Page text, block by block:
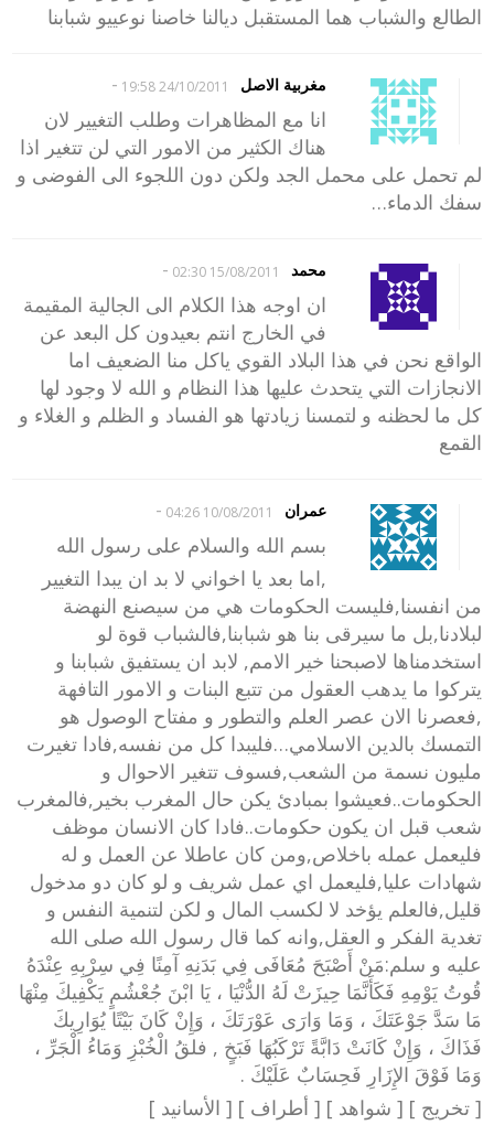
الطالع والشباب هما المستقبل ديالنا خاصنا نوعييو شبابنا
مغربية الاصل 24/10/2011 19:58
-
انا مع المظاهرات وطلب التغيير لان
هناك الكثير من الامور التي لن تتغير اذا
لم تحمل على محمل الجد ولكن دون اللجوء الى الفوضى و
سفك الدماء…
محمد 15/08/2011 02:30
-
ان اوجه هذا الكلام الى الجالية المقيمة
في الخارج انتم بعيدون كل البعد عن
الواقع نحن في هذا البلاد القوي ياكل منا الضعيف اما
الانجازات التي يتحدث عليها هذا النظام و الله لا وجود لها
كل ما لحظنه و لتمسنا زيادتها هو الفساد و الظلم و الغلاء و
القمع
عمران 10/08/2011 04:26
-
بسم الله والسلام على رسول الله
,اما بعد يا اخواني لا بد ان يبدا التغيير
من انفسنا,فليست الحكومات هي من سيصنع النهضة
لبلادنا,بل ما سيرقى بنا هو شبابنا,فالشباب قوة لو
استخدمناها لاصبحنا خير الامم, لابد ان يستفيق شبابنا و
يتركوا ما يدهب العقول من تتبع البنات و الامور التافهة
,فعصرنا الان عصر العلم والتطور و مفتاح الوصول هو
التمسك بالدين الاسلامي…فليبدا كل من نفسه,فادا تغيرت
مليون نسمة من الشعب,فسوف تتغير الاحوال و
الحكومات..فعيشوا بمبادئ يكن حال المغرب بخير,فالمغرب
شعب قبل ان يكون حكومات..فادا كان الانسان موظف
فليعمل عمله باخلاص,ومن كان عاطلا عن العمل و له
شهادات عليا,فليعمل اي عمل شريف و لو كان دو مدخول
قليل,فالعلم يؤخد لا لكسب المال و لكن لتنمية النفس و
تغدية الفكر و العقل,وانه كما قال رسول الله صلى الله
عليه و سلم:مَنْ أَصْبَحَ مُعَافَى فِي بَدَنِهِ آمِنًا فِي سِرْبِهِ عِنْدَهُ
قُوتُ يَوْمِهِ فَكَأَنَّمَا حِيزَتْ لَهُ الدُّنْيَا ، يَا ابْنَ جُعْشُمٍ يَكْفِيكَ مِنْهَا
مَا سَدَّ جَوْعَتَكَ ، وَمَا وَارَى عَوْرَتَكَ ، وَإِنْ كَانَ بَيْتًا يُوَارِيكَ
فَذَاكَ ، وَإِنْ كَانَتْ دَابَّةً تَرْكَبُهَا فَبَخٍ , فلقُ الْخُبْزِ وَمَاءُ الْجَرِّ ،
وَمَا فَوْقَ الإِزَارِ فَحِسَابٌ عَلَيْكَ .
[ تخريج ] [ شواهد ] [ أطراف ] [ الأسانيد ]